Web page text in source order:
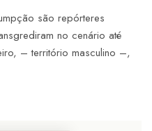
são repórteres
no cenário até
– território masculino –,